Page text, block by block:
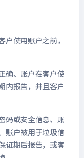
使用账户之前，
确、账户在客户使
内报告，并且客户
码或安全信息、账
账户被用于垃圾信
证期后报告，或客